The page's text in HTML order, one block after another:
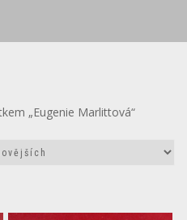
„Eugenie Marlittová“